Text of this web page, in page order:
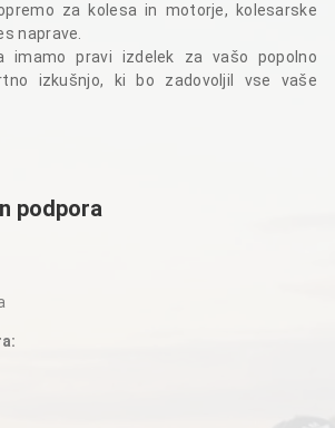
za kolesa in motorje, kolesarske
naprave.
imamo pravi izdelek za vašo popolno
izkušnjo, ki bo zadovoljil vse vaše
podpora